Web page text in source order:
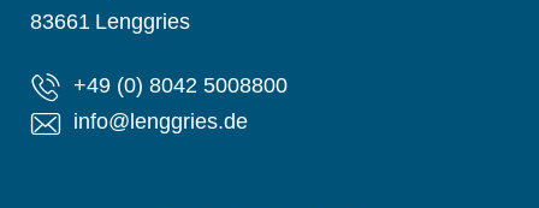
83661 Lenggries
+49 (0) 8042 5008800
info@lenggries.de